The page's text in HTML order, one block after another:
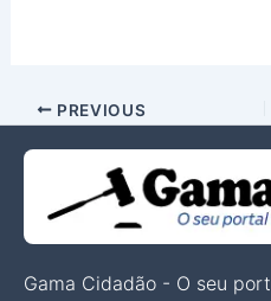
PREVIOUS
Gama Cidadão - O seu